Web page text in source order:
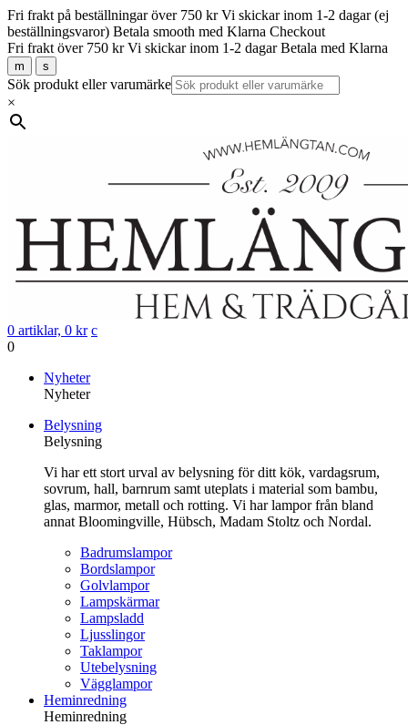
Fri frakt på beställningar över 750 kr Vi skickar inom 1-2 dagar (ej
beställningsvaror) Betala smooth med Klarna Checkout
Fri frakt över 750 kr Vi skickar inom 1-2 dagar Betala med Klarna
m s
Sök produkt eller varumärke
×
0 artiklar, 0 kr c
0
innehåll
Nyheter
Nyheter
Belysning
Belysning
Vi har ett stort urval av belysning för ditt kök, vardagsrum,
sovrum, hall, barnrum samt uteplats i material som bambu,
glas, marmor, metall och rotting. Vi har lampor från bland
annat Bloomingville, Hübsch, Madam Stoltz och Nordal.
Badrumslampor
Bordslampor
Golvlampor
Lampskärmar
Lampsladd
Ljusslingor
Taklampor
Utebelysning
Vägglampor
Heminredning
Heminredning